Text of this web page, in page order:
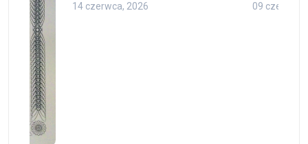
14 czerwca, 2026 09 czerwca,